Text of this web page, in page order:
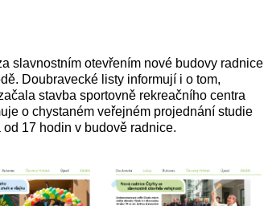
slavnostním otevřením nové budovy radnice
Doubravecké listy informují i o tom,
stavba sportovně rekreačního centra
o chystaném veřejném projednání studie
17 hodin v budově radnice.